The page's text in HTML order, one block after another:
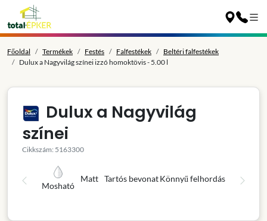
Főoldal Termékek Festés Falfestékek
Beltéri falfestékek
Dulux a Nagyvilág színei izzó homoktövis - 5.00 l
Dulux a Nagyvilág
színei
Cikkszám: 5163300
Mosható
Matt Tartós bevonatKönnyű felhordás